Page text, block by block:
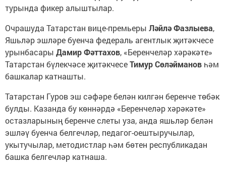
турында фикер алыштылар.
Очрашуда Татарстан вице-премьеры Ләйлә Фазлыева,
Яшьләр эшләре буенча федераль агентлык җитәкчесе
урынбасары Дамир Фәттахов, «Беренчеләр хәрәкәте»
Татарстан бүлекчәсе җитәкчесеТимур Сөләйманов һәм
башкалар катнашты.
Татарстан Гуров эш сәфәре белән килгән беренче төбәк
булды. Казанда бу көннәрдә «Беренчеләр хәрәкәте»
остазларының беренче слеты уза, анда яшьләр белән
эшләү буенча белгечләр, педагог-оештыручылар,
укытучылар, методистлар һәм бөтен республикадан
башка белгечләр катнаша.